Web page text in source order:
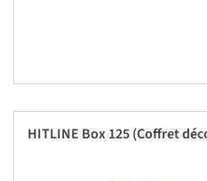
HITLINE Box 125 (Coffret